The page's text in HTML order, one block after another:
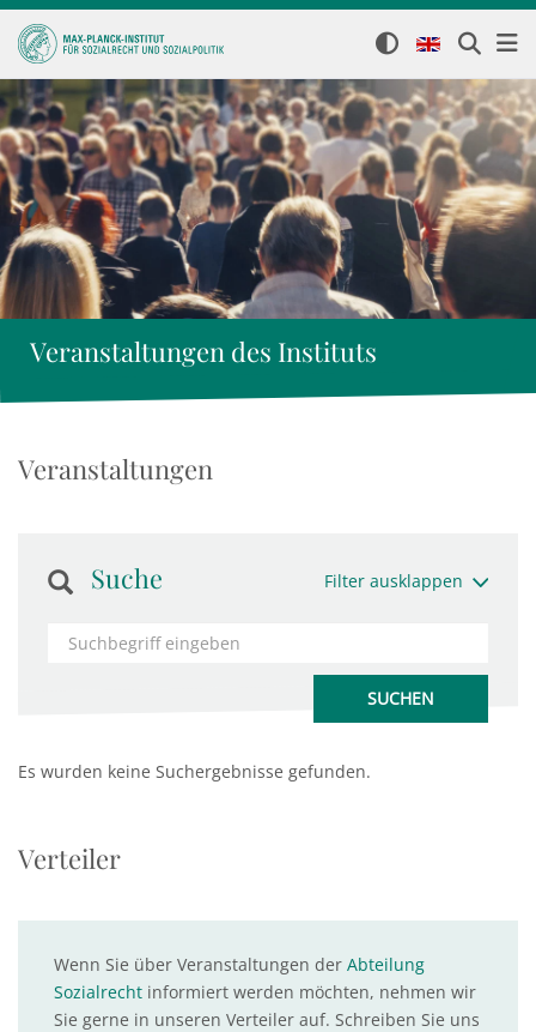
Veranstaltungen des Instituts
Veranstaltungen
Suche Filter ausklappen
Es wurden keine Suchergebnisse gefunden.
Verteiler
Wenn Sie über Veranstaltungen der Abteilung
Sozialrecht informiert werden möchten, nehmen wir
Sie gerne in unseren Verteiler auf. Schreiben Sie uns